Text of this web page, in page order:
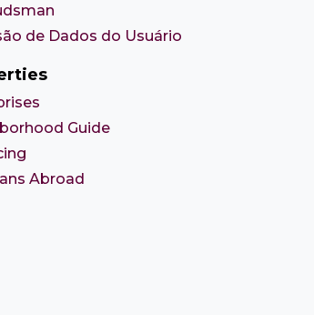
de Dados do Usuário
Guide
Abroad